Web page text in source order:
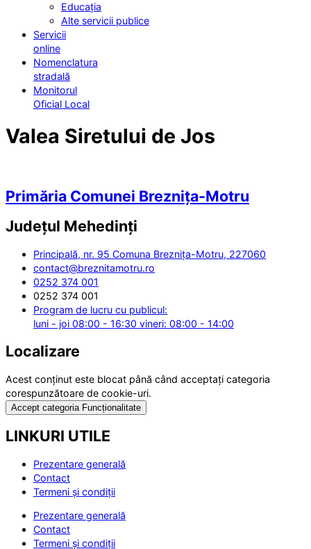
Educația
Alte servicii publice
Servicii
online
Nomenclatura
stradală
Monitorul
Oficial Local
Valea Siretului de Jos
Primăria Comunei Breznița-Motru
Județul Mehedinți
Principală, nr. 95 Comuna Breznița-Motru, 227060
contact@breznitamotru.ro
0252 374 001
0252 374 001
Program de lucru cu publicul:
luni - joi 08:00 - 16:30 vineri: 08:00 - 14:00
Localizare
Acest conținut este blocat până când acceptați categoria
corespunzătoare de cookie-uri.
Accept categoria Funcționalitate
LINKURI UTILE
Prezentare generală
Contact
Termeni și condiții
Prezentare generală
Contact
Termeni și condiții